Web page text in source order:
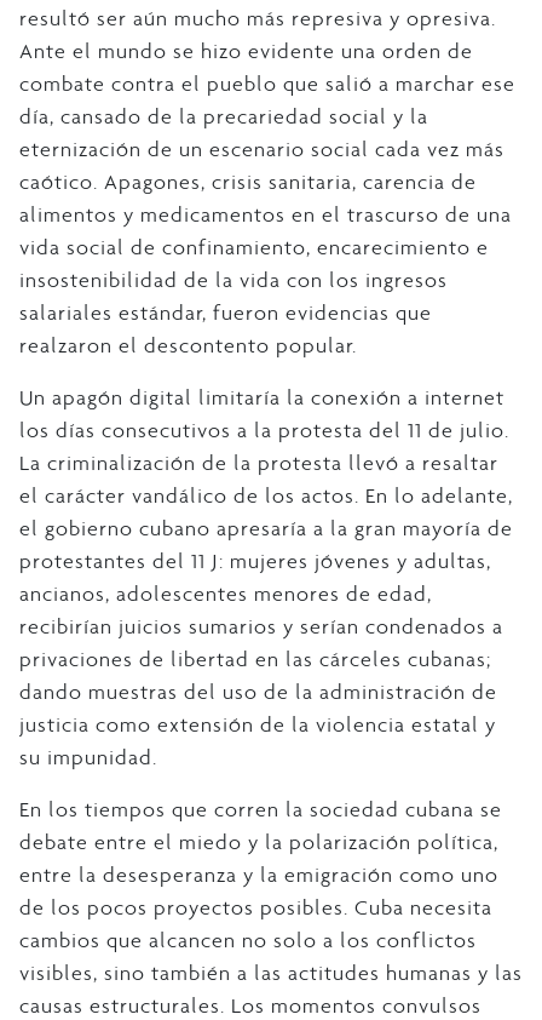
resultó ser aún mucho más represiva y opresiva.
Ante el mundo se hizo evidente una orden de
combate contra el pueblo que salió a marchar ese
día, cansado de la precariedad social y la
eternización de un escenario social cada vez más
caótico. Apagones, crisis sanitaria, carencia de
alimentos y medicamentos en el trascurso de una
vida social de confinamiento, encarecimiento e
insostenibilidad de la vida con los ingresos
salariales estándar, fueron evidencias que
realzaron el descontento popular.
Un apagón digital limitaría la conexión a internet
los días consecutivos a la protesta del 11 de julio.
La criminalización de la protesta llevó a resaltar
el carácter vandálico de los actos. En lo adelante,
el gobierno cubano apresaría a la gran mayoría de
protestantes del 11 J: mujeres jóvenes y adultas,
ancianos, adolescentes menores de edad,
recibirían juicios sumarios y serían condenados a
privaciones de libertad en las cárceles cubanas;
dando muestras del uso de la administración de
justicia como extensión de la violencia estatal y
su impunidad.
En los tiempos que corren la sociedad cubana se
debate entre el miedo y la polarización política,
entre la desesperanza y la emigración como uno
de los pocos proyectos posibles. Cuba necesita
cambios que alcancen no solo a los conflictos
visibles, sino también a las actitudes humanas y las
causas estructurales. Los momentos convulsos